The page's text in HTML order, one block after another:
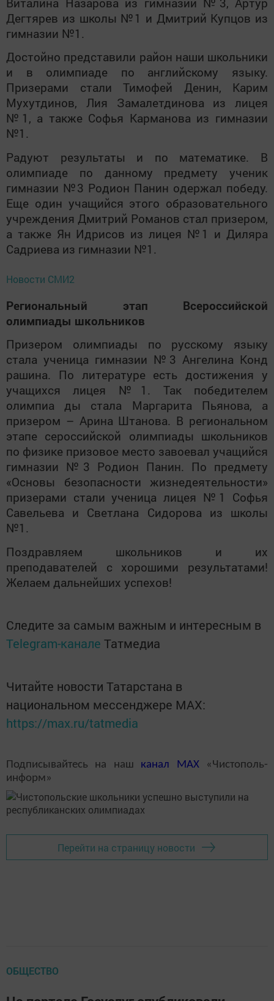
Дегтярев из школы №1 и Дмитрий Купцов из
гимназии №1.
Достойно представили район наши школьники
и в олимпиаде по английскому языку.
Призерами стали Тимофей Денин, Карим
Мухутдинов, Лия Замалетдинова из лицея
№1, а также Софья Карманова из гимназии
№1.
Радуют результаты и по математике. В
олимпиаде по данному предмету ученик
гимназии №3 Родион Панин одержал победу.
Еще один учащийся этого образовательного
учреждения Дмитрий Романов стал призером,
а также Ян Идрисов из лицея №1 и Диляра
Садриева из гимназии №1.
Новости СМИ2
Региональный этап Всероссийской
олимпиады школьников
Призером олимпиады по русскому языку
стала ученица гимназии №3 Ангелина Конд
рашина. По литературе есть достижения у
учащихся лицея №1. Так победителем
олимпиа ды стала Маргарита Пьянова, а
призером – Арина Штанова. В региональном
этапе сероссийской олимпиады школьников
по физике призовое место завоевал учащийся
гимназии №3 Родион Панин. По предмету
«Основы безопасности жизнедеятельности»
призерами стали ученица лицея №1 Софья
Савельева и Светлана Сидорова из школы
№1.
Поздравляем школьников и их
преподавателей с хорошими результатами!
Желаем дальнейших успехов!
Следите за самым важным и интересным в
Telegram-канале Татмедиа
Читайте новости Татарстана в
национальном мессенджере MАХ:
https://max.ru/tatmedia
Подписывайтесь на наш канал MAX«Чистополь-
информ»
Перейти на страницу новости
ОБЩЕСТВО